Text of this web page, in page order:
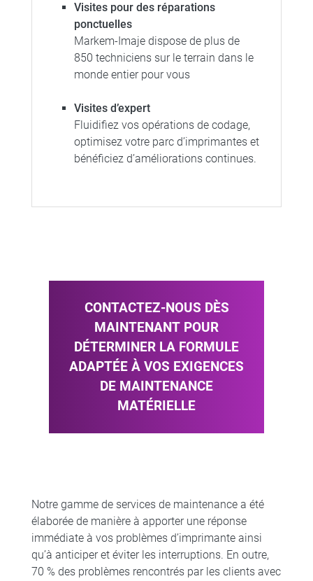
Visites pour des réparations
ponctuelles
Markem-Imaje dispose de plus de
850 techniciens sur le terrain dans le
monde entier pour vous
Visites d’expert
Fluidifiez vos opérations de codage,
optimisez votre parc d’imprimantes et
bénéficiez d’améliorations continues.
CONTACTEZ-NOUS DÈS
MAINTENANT POUR
DÉTERMINER LA FORMULE
ADAPTÉE À VOS EXIGENCES
DE MAINTENANCE
MATÉRIELLE
Notre gamme de services de maintenance a été
élaborée de manière à apporter une réponse
immédiate à vos problèmes d’imprimante ainsi
qu’à anticiper et éviter les interruptions. En outre,
70 % des problèmes rencontrés par les clients avec